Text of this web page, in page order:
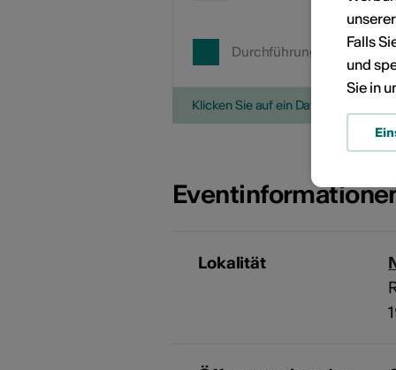
Durchführungsdatum
Klicken Sie auf ein Datum, um die
Lokalität
Falls
und
Sie in